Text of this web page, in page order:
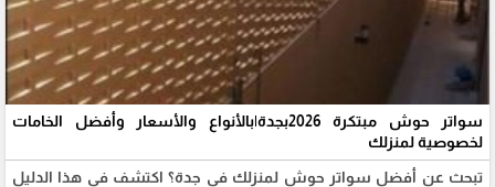
سواتر حوش مبتكرة 2026بجدة|بالأنواع والأسعار وأفضل الخامات
لخصوصية لمنزلك
تبحث عن أفضل سواتر حوش لمنزلك في جدة؟ اكتشف في هذا الدليل